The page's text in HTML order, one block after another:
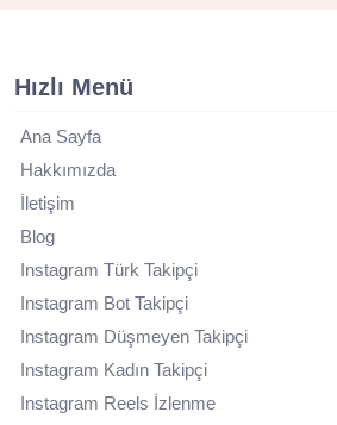
Hızlı Menü
Ana Sayfa
Hakkımızda
İletişim
Blog
Instagram Türk Takipçi
Instagram Bot Takipçi
Instagram Düşmeyen Takipçi
Instagram Kadın Takipçi
Instagram Reels İzlenme